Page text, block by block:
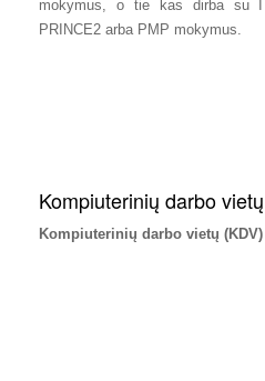
mokymus, o tie kas dirba su
PRINCE2 arba PMP mokymus.
Kompiuterinių darbo
Kompiuterinių darbo vietų